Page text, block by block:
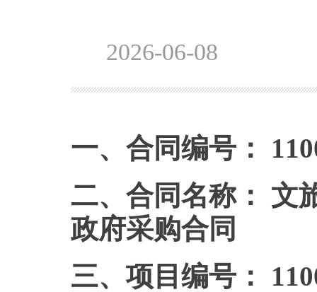
2026-06-08
一、合同编号：
二、合同名称： 文
政府采购合同
三、项目编号：